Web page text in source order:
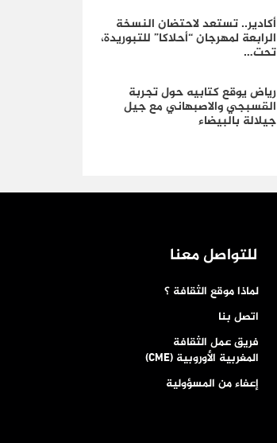
أكادير.. تستعد لاحتضان النسخة
الرابعة لمهرجان “أحلاكا” للتبوريدة،
تحت…
رياض يوقع كتابيه حول تجربة
القسبجي والاصبهاني مع جيل
جيلالة بالبيضاء
للتواصل معنا
لماذا موقع الثقافة ؟
اتصل بنا
فريق عمل الثقافة
المغربية الأوروبية (CME)
إعفاء من المسؤولية